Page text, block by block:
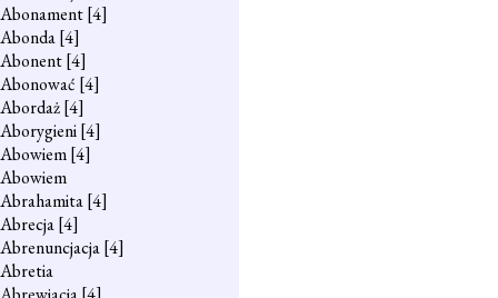
Abonament[4]
Abonda[4]
Abonent[4]
Abonować [4]
Abordaż[4]
Aborygieni[4]
Abowiem[4]
Abowiem
Abrahamita[4]
Abrecja[4]
Abrenuncjacja[4]
Abretia